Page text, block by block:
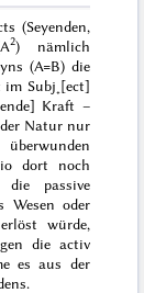
(Seyenden,
2) nämlich
(A=B) die
im Subj˖[ect]
Kraft –
Natur nur
dort noch
passive
Wesen oder
würde,
die activ
es aus der
.